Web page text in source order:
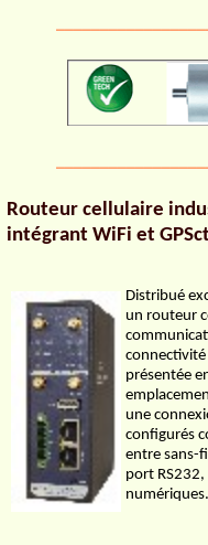
Routeur cellulaire
intégrant WiFi et
Distribué
un routeur
présentée
une
configurés
entre sans-
port